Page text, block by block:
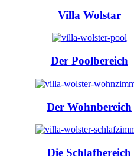
Villa Wolstar
Der Poolbereich
Der Wohnbereich
Die Schlafbereich